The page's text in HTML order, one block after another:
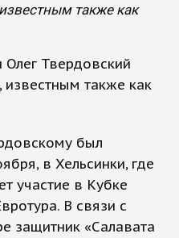
также как
Олег Твердовский
известным также как
был
в Хельсинки, где
участие в Кубке
В связи с
защитник «Салавата